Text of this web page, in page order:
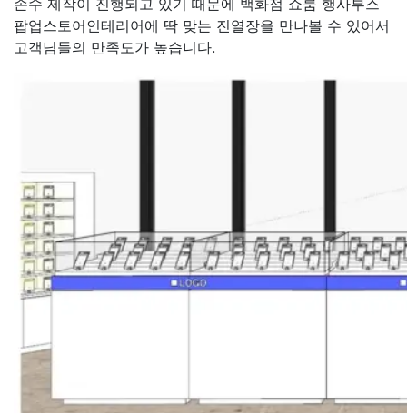
손수 제작이 진행되고 있기 때문에 백화점 쇼룸 행사부스
팝업스토어인테리어에 딱 맞는 진열장을 만나볼 수 있어서
고객님들의 만족도가 높습니다.